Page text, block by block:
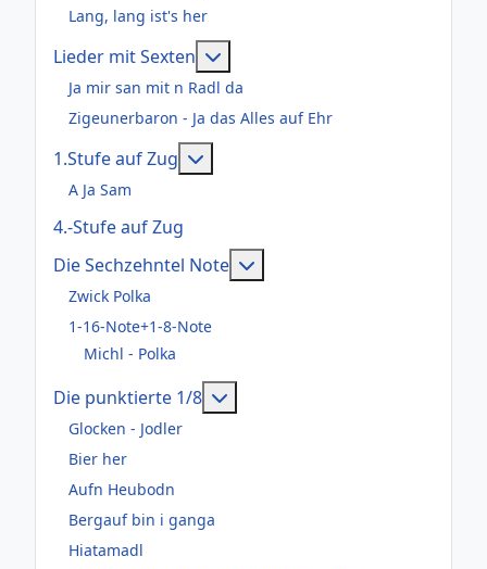
Lang, lang ist's her
Lieder mit Sexten
Ja mir san mit n Radl da
Zigeunerbaron - Ja das Alles auf Ehr
1.Stufe auf Zug
A Ja Sam
4.-Stufe auf Zug
Die Sechzehntel Note
Zwick Polka
1-16-Note+1-8-Note
Michl - Polka
Die punktierte 1/8
Glocken - Jodler
Bier her
Aufn Heubodn
Bergauf bin i ganga
Hiatamadl